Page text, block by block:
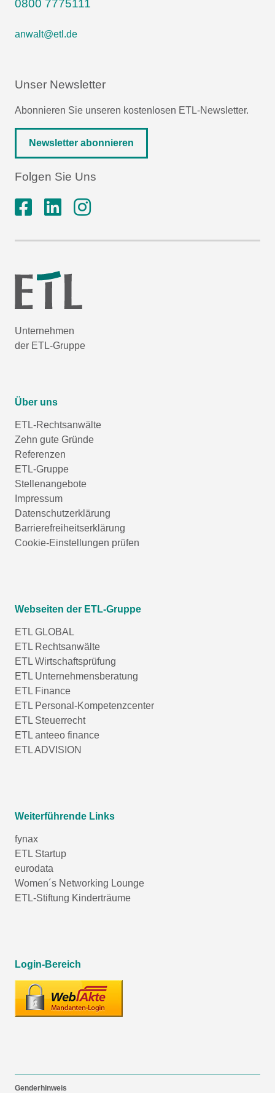
0800 7775111
anwalt@etl.de
Unser Newsletter
Abonnieren Sie unseren kostenlosen ETL-Newsletter.
Newsletter abonnieren
Folgen Sie Uns
Unternehmen
der ETL-Gruppe
Über uns
ETL-Rechtsanwälte
Zehn gute Gründe
Referenzen
ETL-Gruppe
Stellenangebote
Impressum
Datenschutzerklärung
Barrierefreiheitserklärung
Cookie-Einstellungen prüfen
Webseiten der ETL-Gruppe
ETL GLOBAL
ETL Rechtsanwälte
ETL Wirtschaftsprüfung
ETL Unternehmensberatung
ETL Finance
ETL Personal-Kompetenzcenter
ETL Steuerrecht
ETL anteeo finance
ETL ADVISION
Weiterführende Links
fynax
ETL Startup
eurodata
Women´s Networking Lounge
ETL-Stiftung Kinderträume
Login-Bereich
Genderhinweis